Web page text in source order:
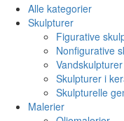
Alle kategorier
Skulpturer
Figurative
Nonfigurative
Vandskulpturer
Skulpturer i
Skulpturelle
Malerier